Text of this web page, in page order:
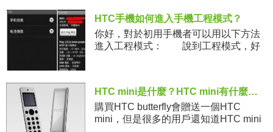
HTC手機如何進入手機工程模式？
你好，對於初用手機者可以用以下方法
進入工程模式： 說到工程模式，好
HTC mini是什麼？HTC mini有什麼作用？
購買HTC butterfly會贈送一個HTC
mini，但是很多的用戶還知道HTC mini